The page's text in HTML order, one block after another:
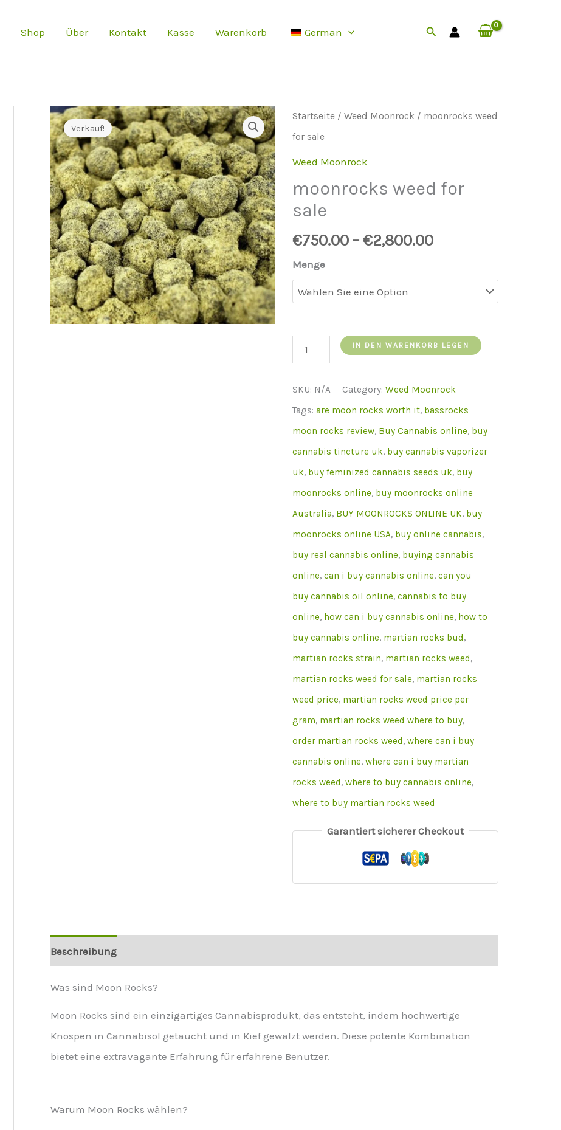
Shop Über Kontakt Kasse Warenkorb German Suche
Verkauf!
Startseite / Weed Moonrock/ moonrocks weed
for sale
Weed Moonrock
moonrocks weed for
sale
€750.00– €2,800.00
Menge
moonrocks
weed
for
sale
menge
IN DEN WARENKORB LEGEN
SKU: N/A Category: Weed Moonrock
Tags: are moon rocks worth it, bassrocks
moon rocks review, Buy Cannabis online, buy
cannabis tincture uk, buy cannabis vaporizer
uk, buy feminized cannabis seeds uk, buy
moonrocks online, buy moonrocks online
Australia, BUY MOONROCKS ONLINE UK, buy
moonrocks online USA, buy online cannabis,
buy real cannabis online, buying cannabis
online, can i buy cannabis online, can you
buy cannabis oil online, cannabis to buy
online, how can i buy cannabis online, how to
buy cannabis online, martian rocks bud,
martian rocks strain, martian rocks weed,
martian rocks weed for sale, martian rocks
weed price, martian rocks weed price per
gram, martian rocks weed where to buy,
order martian rocks weed, where can i buy
cannabis online, where can i buy martian
rocks weed, where to buy cannabis online,
where to buy martian rocks weed
Garantiert sicherer Checkout
Beschreibung
Was sind Moon Rocks?
Moon Rocks sind ein einzigartiges Cannabisprodukt, das entsteht, indem hochwertige
Knospen in Cannabisöl getaucht und in Kief gewälzt werden. Diese potente Kombination
bietet eine extravagante Erfahrung für erfahrene Benutzer.
Warum Moon Rocks wählen?